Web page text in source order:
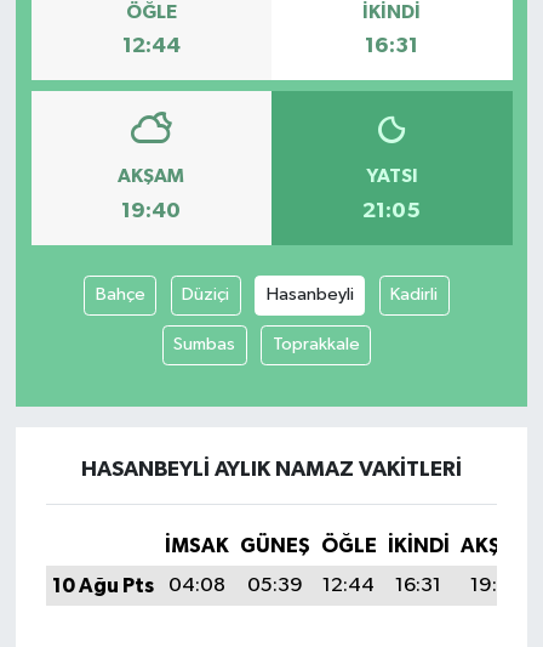
ÖĞLE
12:44
İKINDI
16:31
AKŞAM
19:40
YATSI
21:05
Bahçe Düziçi Hasanbeyli Kadirli
Sumbas Toprakkale
HASANBEYLI AYLIK NAMAZ VAKITLERI
İMSAK GÜNEŞ ÖĞLE İKINDI
AKŞAM
10 Ağu Pts
04:08 05:39 12:44 16:31 19:40